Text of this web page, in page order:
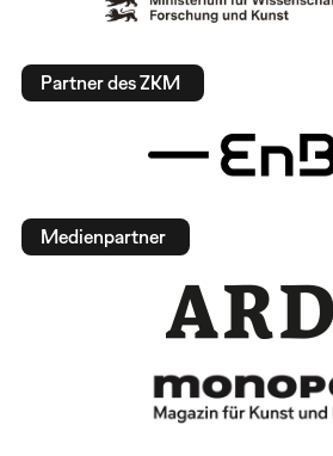
Partner des ZKM
Medienpartner